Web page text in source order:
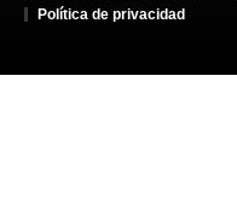
Política de privacidad